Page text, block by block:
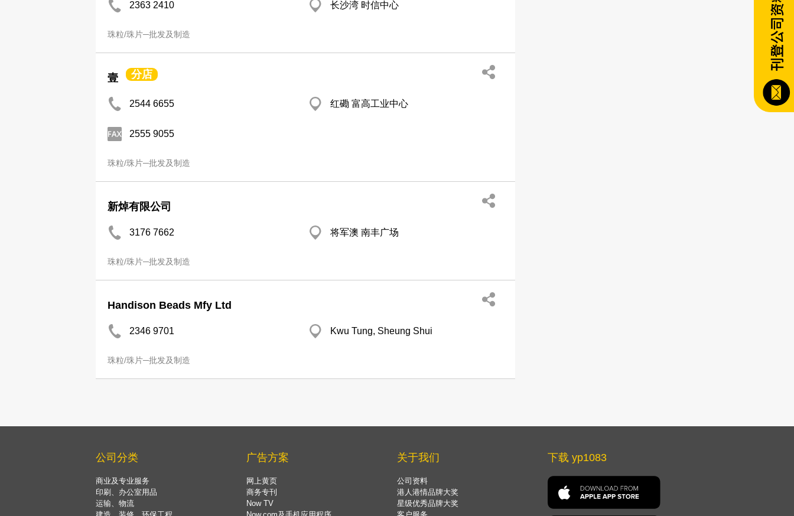
2363 2410 长沙湾 时信中心
珠粒/珠片─批发及制造
壹 分店
2544 6655 红磡 富高工业中心
2555 9055
珠粒/珠片─批发及制造
新焯有限公司
3176 7662 将军澳 南丰广场
珠粒/珠片─批发及制造
Handison Beads Mfy Ltd
2346 9701 Kwu Tung, Sheung Shui
珠粒/珠片─批发及制造
公司分类
商业及专业服务
印刷、办公室用品
运输、物流
广告方案
网上黄页
商务专刊
Now TV
关于我们
公司资料
港人港情品牌大奖
星级优秀品牌大奖
下载 yp1083